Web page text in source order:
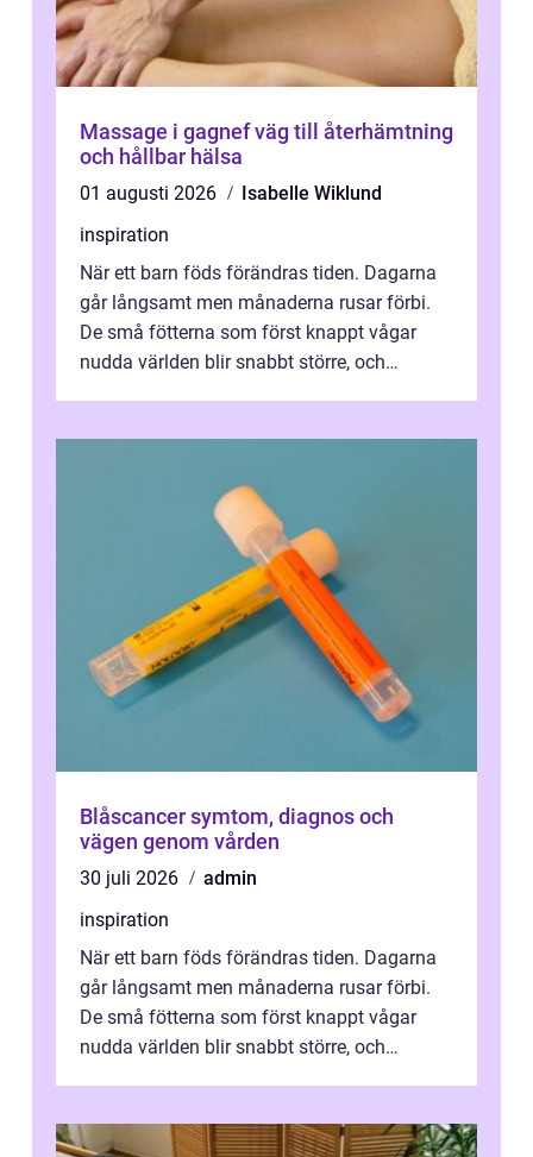
Massage i gagnef väg till återhämtning
och hållbar hälsa
01 augusti 2026
Isabelle Wiklund
inspiration
När ett barn föds förändras tiden. Dagarna
går långsamt men månaderna rusar förbi.
De små fötterna som först knappt vågar
nudda världen blir snabbt större, och
Blåscancer symtom, diagnos och
vägen genom vården
30 juli 2026
admin
inspiration
När ett barn föds förändras tiden. Dagarna
går långsamt men månaderna rusar förbi.
De små fötterna som först knappt vågar
nudda världen blir snabbt större, och